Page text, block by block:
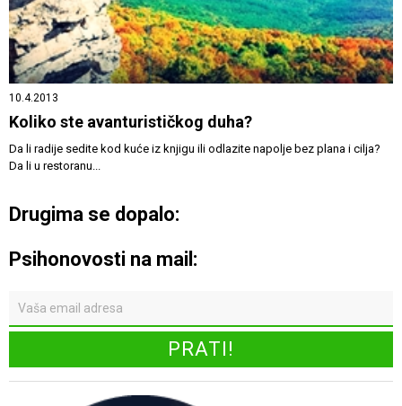
10.4.2013
Koliko ste avanturističkog duha?
Da li radije sedite kod kuće iz knjigu ili odlazite napolje bez plana i cilja?
Da li u restoranu...
Drugima se dopalo:
Psihonovosti na mail: